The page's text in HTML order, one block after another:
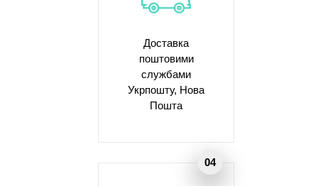
Доставка
поштовими
службами
Укрпошту, Нова
Пошта